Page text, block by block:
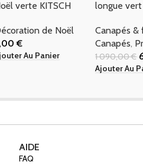
verte KITSCH
de Noël
€
Au Panier
longue
Canapés &
Canapés,
1 090,00€
Ajouter Au
AIDE
FAQ